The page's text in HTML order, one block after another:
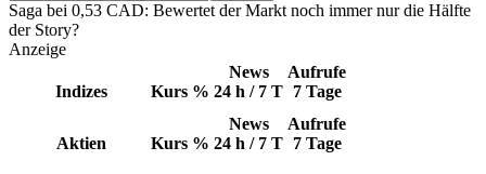
Saga bei 0,53 CAD: Bewertet der Markt noch immer nur die Hälfte
der Story?
Anzeige
Indizes Kurs %
News
24 h / 7 T
Aufrufe
7 Tage
Aktien Kurs %
News
24 h / 7 T
Aufrufe
7 Tage